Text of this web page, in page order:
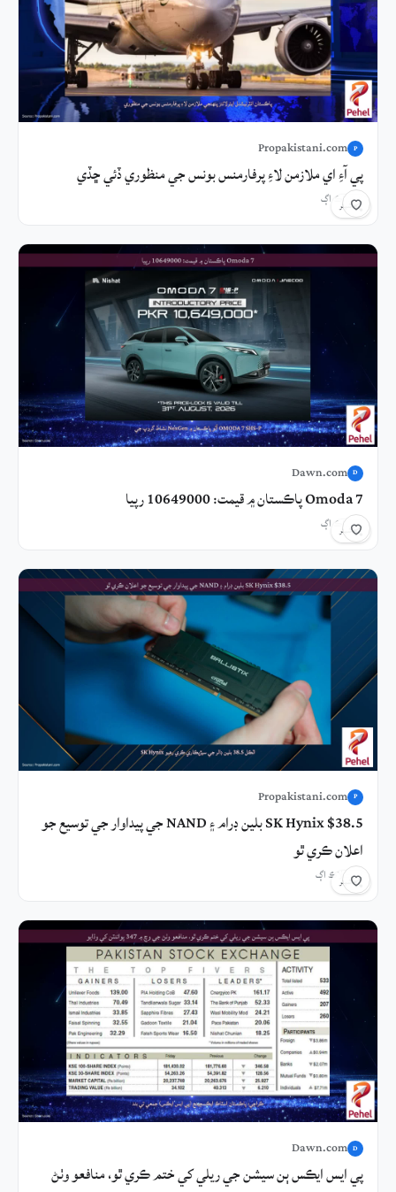
P
Propakistani.com
پي آءِ اي ملازمن لاءِ پرفارمنس بونس جي منظوري ڏئي ڇڏي
9 ڪلاڪ اڳ شيئر
D
Dawn.com
Omoda 7 پاڪستان ۾ قيمت: 10649000 رپيا
9 ڪلاڪ اڳ شيئر
P
Propakistani.com
SK Hynix $38.5 بلين ڊرام ۽ NAND جي پيداوار جي توسيع جو
اعلان ڪري ٿو
10 ڪلاڪ اڳشيئر
D
Dawn.com
پي ايس ايڪس ٻن سيشن جي ريلي کي ختم ڪري ٿو، منافعو وٺڻ